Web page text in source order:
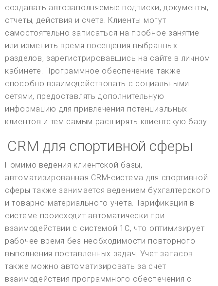
создавать автозаполняемые подписки, документы,
отчеты, действия и счета. Клиенты могут
самостоятельно записаться на пробное занятие
или изменить время посещения выбранных
разделов, зарегистрировавшись на сайте в личном
кабинете. Программное обеспечение также
способно взаимодействовать с социальными
сетями, предоставлять дополнительную
информацию для привлечения потенциальных
клиентов и тем самым расширять клиентскую базу.
CRM для спортивной сферы
Помимо ведения клиентской базы,
автоматизированная CRM-система для спортивной
сферы также занимается ведением бухгалтерского
и товарно-материального учета. Тарификация в
системе происходит автоматически при
взаимодействии с системой 1С, что оптимизирует
рабочее время без необходимости повторного
выполнения поставленных задач. Учет запасов
также можно автоматизировать за счет
взаимодействия программного обеспечения с